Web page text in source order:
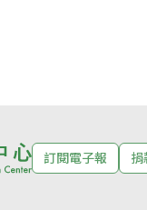
訂閱電子報 捐